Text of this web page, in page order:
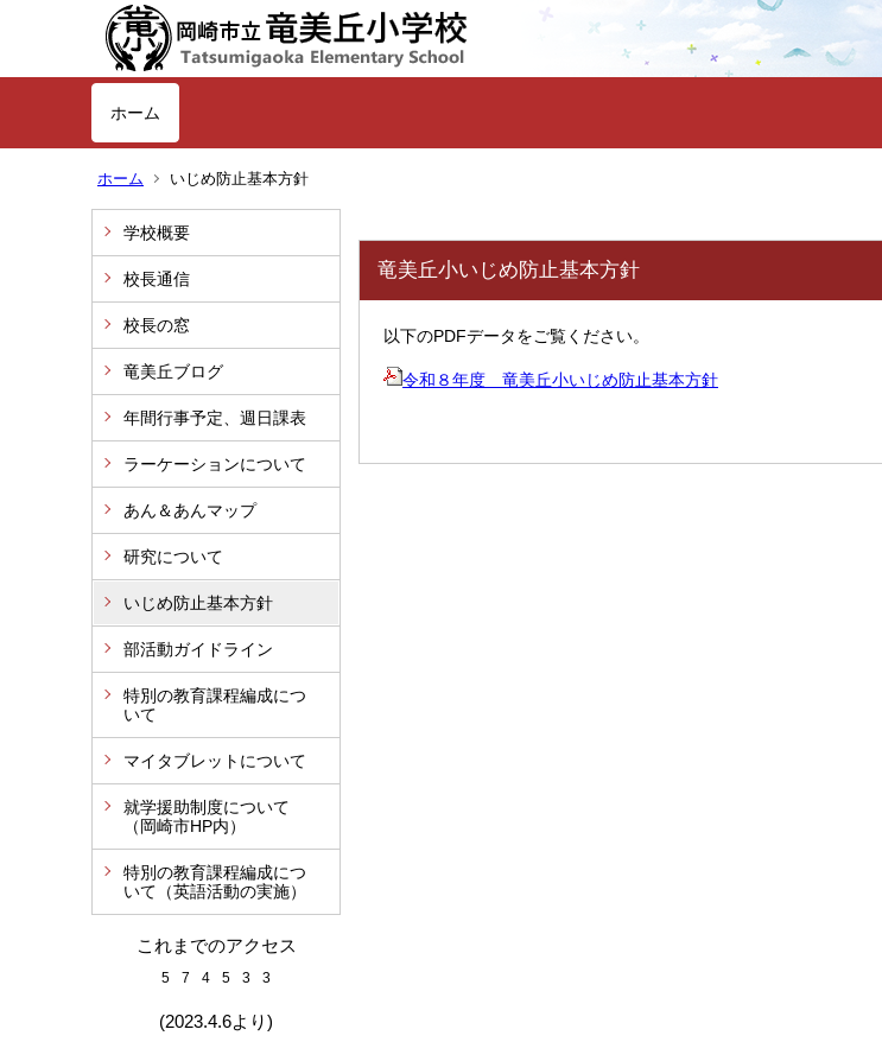
ホーム
ホーム いじめ防止基本方針
学校概要
校長通信
校長の窓
竜美丘ブログ
年間行事予定、週日課表
ラーケーションについて
あん＆あんマップ
研究について
いじめ防止基本方針
部活動ガイドライン
特別の教育課程編成につ
いて
マイタブレットについて
就学援助制度について
（岡崎市HP内）
特別の教育課程編成につ
いて（英語活動の実施）
これまでのアクセス
5 7 4 5 3 3
(2023.4.6より)
竜美丘小いじめ防止基本方針
以下のPDFデータをご覧ください。
令和８年度 竜美丘小いじめ防止基本方針